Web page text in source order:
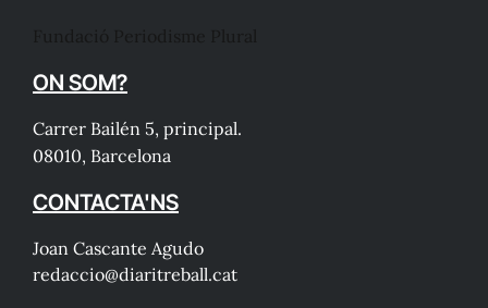
ON SOM?
Carrer Bailén 5, principal.
08010, Barcelona
CONTACTA'NS
Joan Cascante Agudo
redaccio@diaritreball.cat